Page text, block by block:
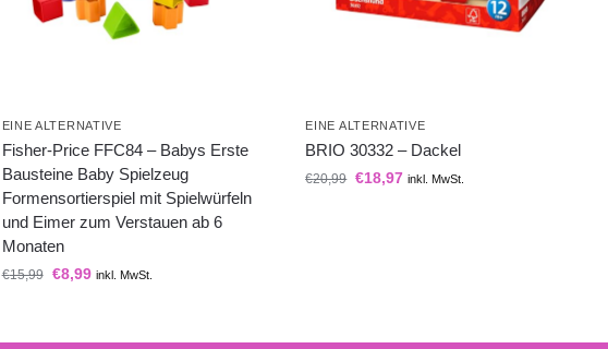
EINE ALTERNATIVE
Fisher-Price FFC84 – Babys Erste
Bausteine Baby Spielzeug
Formensortierspiel mit Spielwürfeln
und Eimer zum Verstauen ab 6
Monaten
€15,99 €8,99 inkl. MwSt.
EINE ALTERNATIVE
BRIO 30332 – Dackel
€20,99 €18,97 inkl. MwSt.